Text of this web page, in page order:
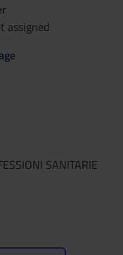
assigned
SANITARIE